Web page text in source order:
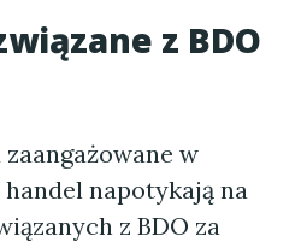
z BDO
w
napotykają na
z BDO za